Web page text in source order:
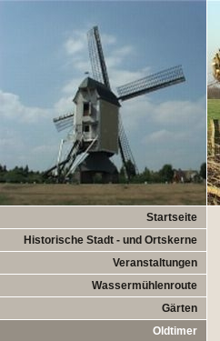
Startseite
Historische Stadt - und Ortskerne
Veranstaltungen
Wassermühlenroute
Gärten
Oldtimer